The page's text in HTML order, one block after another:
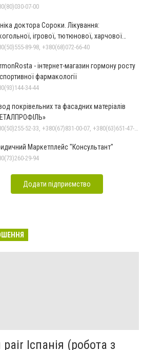
07-00
доктора Сороки. Лікування:
ігрової, тютюнової, харчової
неврозів т
89-98, +380(68)072-66-40
- інтернет-магазин гормону росту
фармакології
34-44
покрівельних та фасадних матеріалів
Маркетплейс "Консультант"
29-94
Додати підприємство
pair Іспанія (робота з